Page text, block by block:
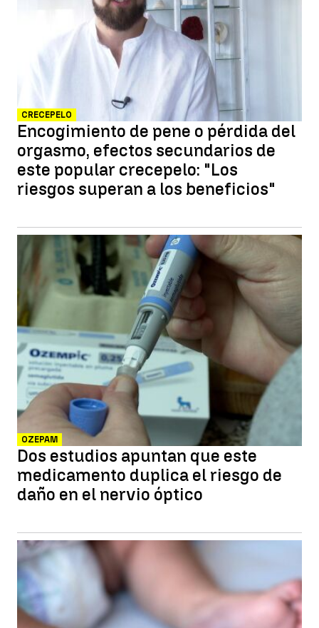
CRECEPELO
Encogimiento de pene o pérdida del
orgasmo, efectos secundarios de
este popular crecepelo: "Los
riesgos superan a los beneficios"
OZEPAM
Dos estudios apuntan que este
medicamento duplica el riesgo de
daño en el nervio óptico